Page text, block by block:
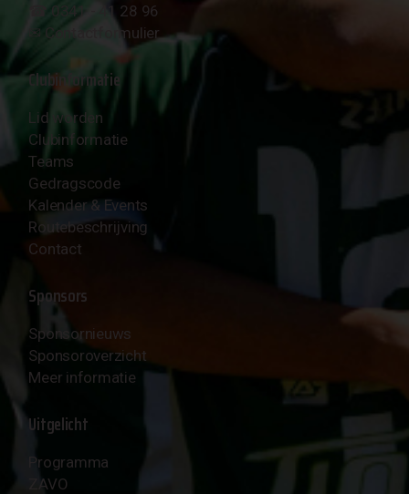
☎︎ 0341 - 41 28 96
✉︎ Contactformulier
Clubinformatie
Lid worden
Clubinformatie
Teams
Gedragscode
Kalender & Events
Routebeschrijving
Contact
Sponsors
Sponsornieuws
Sponsoroverzicht
Meer informatie
Uitgelicht
Programma
ZAVO